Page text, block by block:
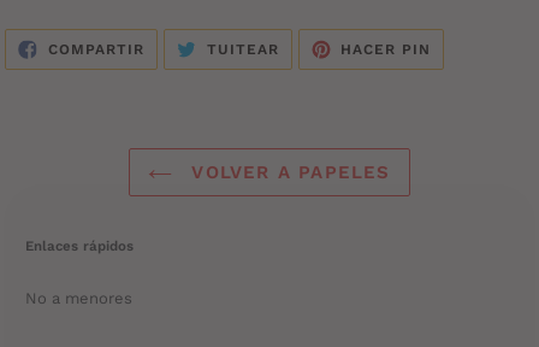
producto
a
COMPARTIR COMPARTIR
EN
FACEBOOK
TUITEAR TUITEAR
EN
TWITTER
HACER PIN
PINTEREST
VOLVER A PAPELES
Enlaces rápidos
No a menores